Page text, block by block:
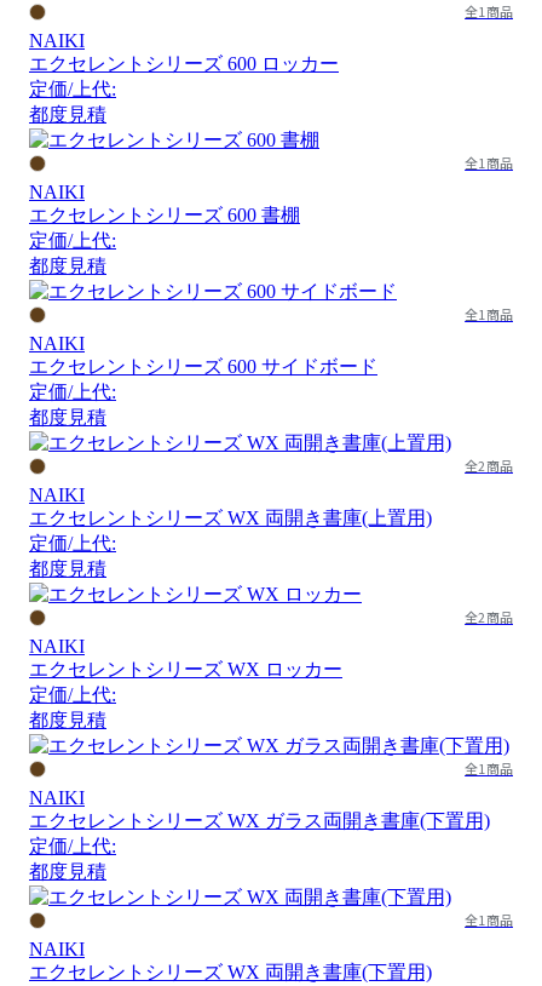
全1商品
NAIKI
エクセレントシリーズ 600 ロッカー
定価/上代:
都度見積
全1商品
NAIKI
エクセレントシリーズ 600 書棚
定価/上代:
都度見積
全1商品
NAIKI
エクセレントシリーズ 600 サイドボード
定価/上代:
都度見積
全2商品
NAIKI
エクセレントシリーズ WX 両開き書庫(上置用)
定価/上代:
都度見積
全2商品
NAIKI
エクセレントシリーズ WX ロッカー
定価/上代:
都度見積
全1商品
NAIKI
エクセレントシリーズ WX ガラス両開き書庫(下置用)
定価/上代:
都度見積
全1商品
NAIKI
エクセレントシリーズ WX 両開き書庫(下置用)